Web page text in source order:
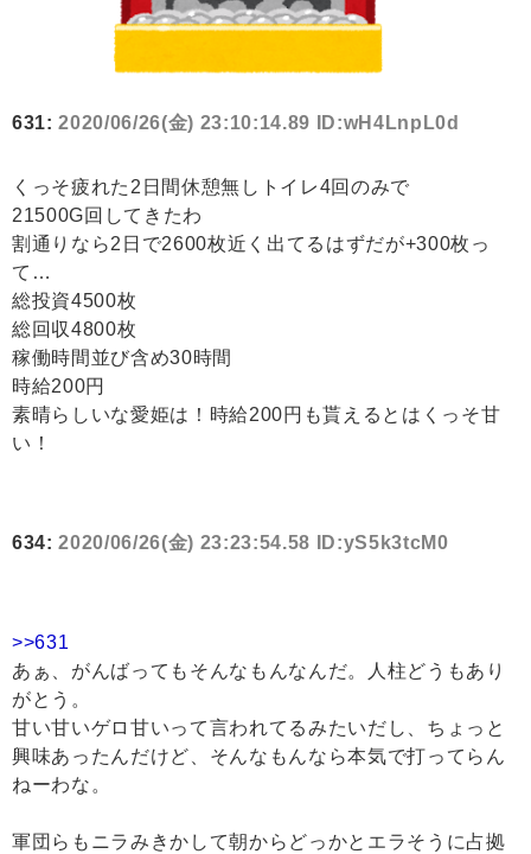
631:2020/06/26(金) 23:10:14.89 ID:wH4LnpL0d
くっそ疲れた2日間休憩無しトイレ4回のみで
21500G回してきたわ
割通りなら2日で2600枚近く出てるはずだが+300枚っ
て…
総投資4500枚
総回収4800枚
稼働時間並び含め30時間
時給200円
素晴らしいな愛姫は！時給200円も貰えるとはくっそ甘
い！
634:2020/06/26(金) 23:23:54.58 ID:yS5k3tcM0
>>631
あぁ、がんばってもそんなもんなんだ。人柱どうもあり
がとう。
甘い甘いゲロ甘いって言われてるみたいだし、ちょっと
興味あったんだけど、そんなもんなら本気で打ってらん
ねーわな。
軍団らもニラみきかして朝からどっかとエラそうに占拠